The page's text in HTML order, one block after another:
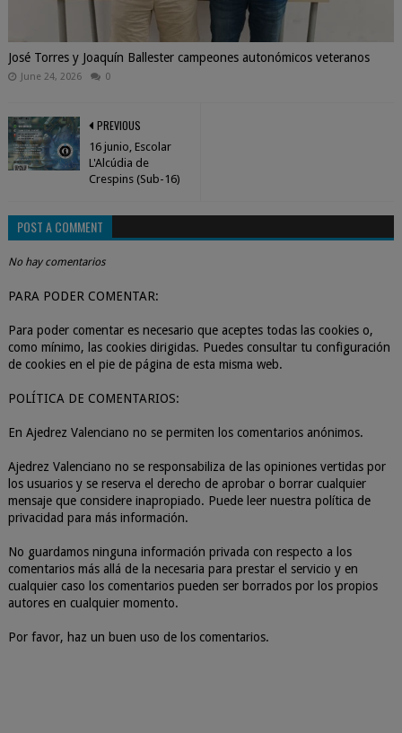
José Torres y Joaquín Ballester campeones autonómicos veteranos
June 24, 2026 0
PREVIOUS
16 junio, Escolar
L'Alcúdia de
Crespins (Sub-16)
POST A COMMENT
No hay comentarios
PARA PODER COMENTAR:
Para poder comentar es necesario que aceptes todas las cookies o,
como mínimo, las cookies dirigidas. Puedes consultar tu configuración
de cookies en el pie de página de esta misma web.
POLÍTICA DE COMENTARIOS:
En Ajedrez Valenciano no se permiten los comentarios anónimos.
Ajedrez Valenciano no se responsabiliza de las opiniones vertidas por
los usuarios y se reserva el derecho de aprobar o borrar cualquier
mensaje que considere inapropiado. Puede leer nuestra política de
privacidad para más información.
No guardamos ninguna información privada con respecto a los
comentarios más allá de la necesaria para prestar el servicio y en
cualquier caso los comentarios pueden ser borrados por los propios
autores en cualquier momento.
Por favor, haz un buen uso de los comentarios.